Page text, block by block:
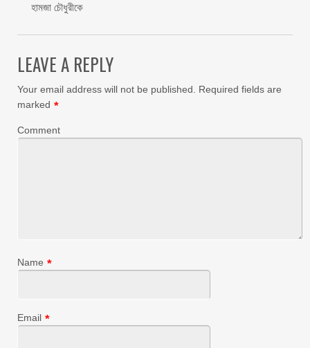
হামজা চৌধুরীকে
LEAVE A REPLY
Your email address will not be published.
Required fields are
marked *
Comment
Name *
Email *